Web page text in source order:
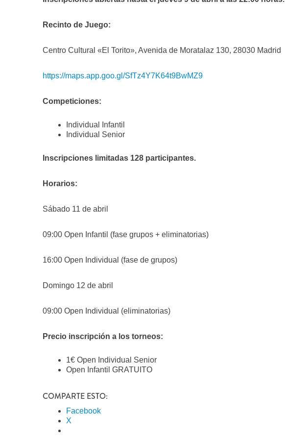
Recinto de Juego:
Centro Cultural «El Torito», Avenida de Moratalaz 130, 28030 Madrid
https://maps.app.goo.gl/SfTz4Y7K64t9BwMZ9
Competiciones:
Individual Infantil
Individual Senior
Inscripciones limitadas 128 participantes.
Horarios:
Sábado 11 de abril
09:00 Open Infantil (fase grupos + eliminatorias)
16:00 Open Individual (fase de grupos)
Domingo 12 de abril
09:00 Open Individual (eliminatorias)
Precio inscripción a los torneos:
1€ Open Individual Senior
Open Infantil GRATUITO
COMPARTE ESTO:
Facebook
X